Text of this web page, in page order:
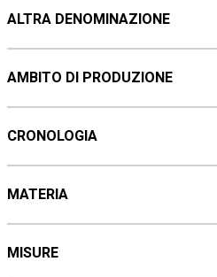
ALTRA DENOMINAZIONE
AMBITO DI PRODUZIONE
CRONOLOGIA
MATERIA
MISURE